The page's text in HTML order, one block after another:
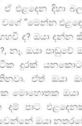
එළදෙන දිහා
වගේ “මෙන්න
ද? ඔයා දන්න
නෑ. ඔයා පාඩුවේ
දුරක්
ඒත් ඔයා
මොහොතක ඔයා
පාට
ඔයා